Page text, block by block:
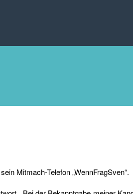
sein Mitmach-TelefonWennFragSven“.